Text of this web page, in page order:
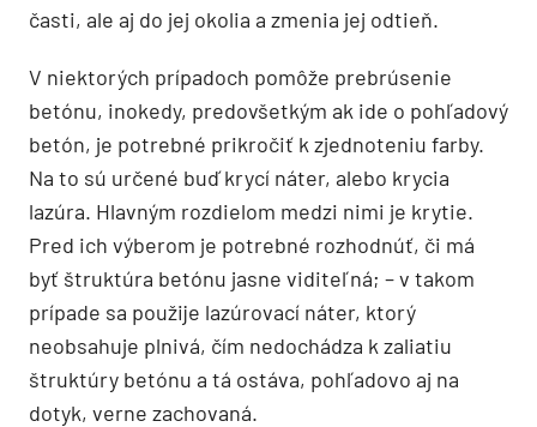
časti, ale aj do jej okolia a zmenia jej odtieň.
V niektorých prípadoch pomôže prebrúsenie
betónu, inokedy, predovšetkým ak ide o pohľadový
betón, je potrebné prikročiť k zjednoteniu farby.
Na to sú určené buď krycí náter, alebo krycia
lazúra. Hlavným rozdielom medzi nimi je krytie.
Pred ich výberom je potrebné rozhodnúť, či má
byť štruktúra betónu jasne viditeľná; – v takom
prípade sa použije lazúrovací náter, ktorý
neobsahuje plnivá, čím nedochádza k zaliatiu
štruktúry betónu a tá ostáva, pohľadovo aj na
dotyk, verne zachovaná.